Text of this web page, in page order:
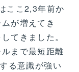
ここ2,3年前か
が増えてき
てきました。
まで最短距離
る意識が強い